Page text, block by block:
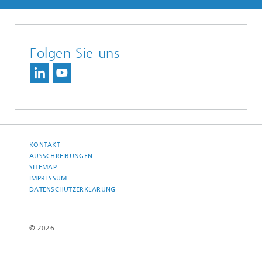
Folgen Sie uns
KONTAKT
AUSSCHREIBUNGEN
SITEMAP
IMPRESSUM
DATENSCHUTZERKLÄRUNG
© 2026